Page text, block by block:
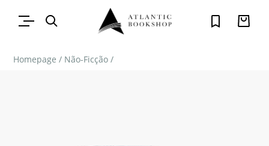
Homepage / Não-Ficção /